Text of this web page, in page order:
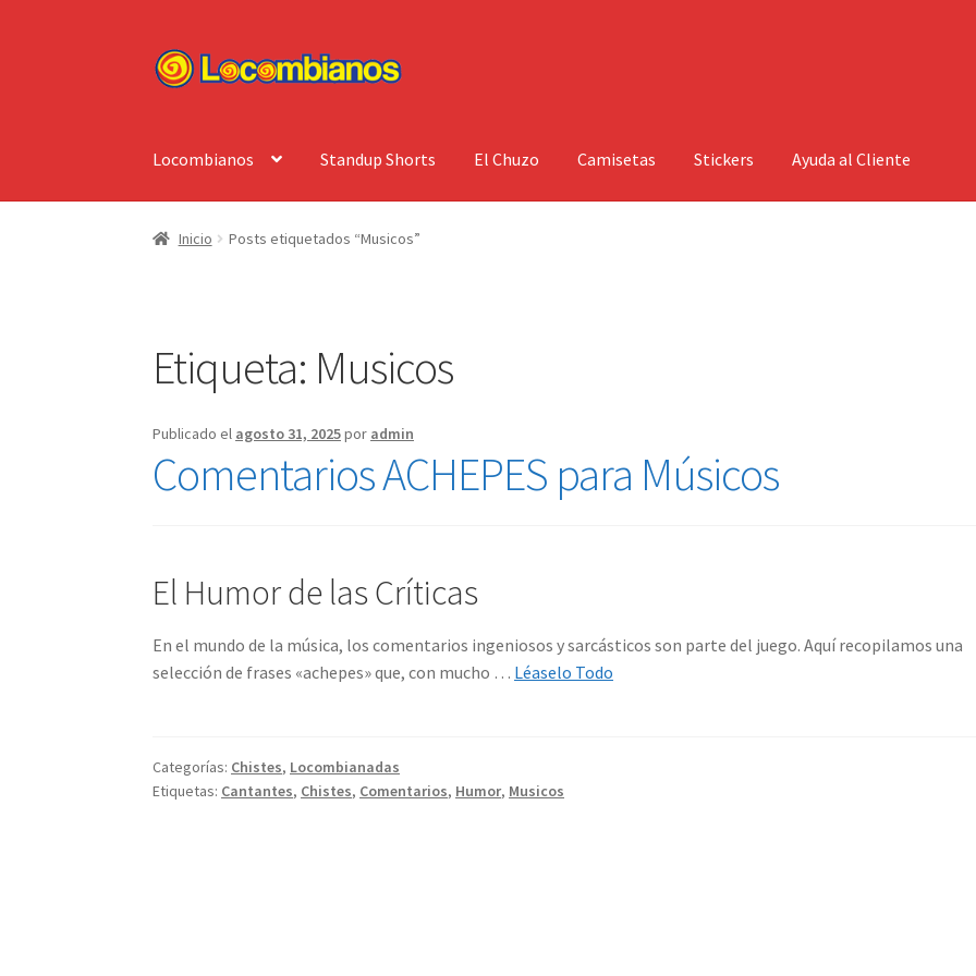
Ir
a
Ir
al
Locombianos Standup Shorts El Chuzo Camisetas Stickers Ayuda al Cliente
Inicio Posts etiquetados “Musicos”
Etiqueta: Musicos
Publicado el agosto 31, 2025por admin
Comentarios ACHEPES para Músicos
El Humor de las Críticas
En el mundo de la música, los comentarios ingeniosos y sarcásticos son parte del juego. Aquí recopilamos una
selección de frases «achepes» que, con mucho … Léaselo Todo
Categorías: Chistes, Locombianadas
Etiquetas: Cantantes, Chistes, Comentarios, Humor, Musicos